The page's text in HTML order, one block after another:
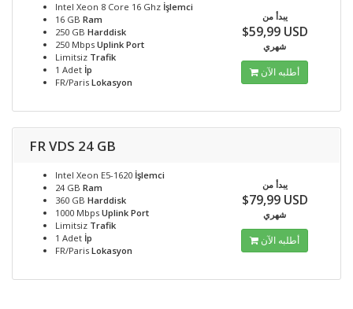
Intel Xeon 8 Core 16 Ghz İşlemci
16 GB Ram
250 GB Harddisk
250 Mbps Uplink Port
Limitsiz Trafik
1 Adet İp
FR/Paris Lokasyon
يبدأ من
$59,99 USD
شهري
أطلبه الآن
FR VDS 24 GB
Intel Xeon E5-1620 İşlemci
24 GB Ram
360 GB Harddisk
1000 Mbps Uplink Port
Limitsiz Trafik
1 Adet İp
FR/Paris Lokasyon
يبدأ من
$79,99 USD
شهري
أطلبه الآن